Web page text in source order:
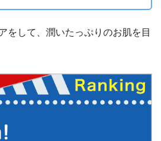
をして、潤いたっぷりのお肌を目